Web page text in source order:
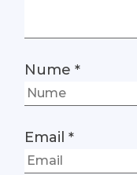
Nume*
Email*